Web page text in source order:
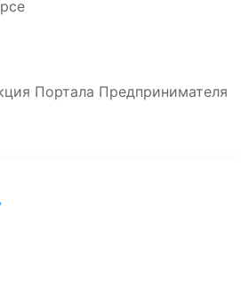
Портала Предпринимателя